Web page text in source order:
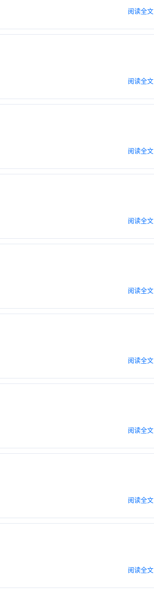
阅读全文
阅读全文
阅读全文
阅读全文
阅读全文
阅读全文
阅读全文
阅读全文
阅读全文